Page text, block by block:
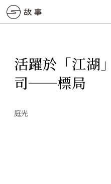
活躍於「江湖
司──標局
庭光